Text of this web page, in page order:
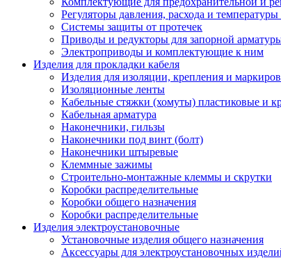
Регуляторы давления, расхода и
Системы защиты от протечек
Приводы и редукторы для запорной
Электроприводы и комплектующие к ним
Изделия для прокладки кабеля
Изделия для изоляции, крепления и
Изоляционные ленты
Кабельные стяжки (хомуты) пластиковые и
Кабельная арматура
Наконечники, гильзы
Наконечники под винт (болт)
Наконечники штыревые
Клеммные зажимы
Строительно-монтажные клеммы и скрутки
Коробки распределительные
Коробки общего назначения
Коробки распределительные
Изделия электроустановочные
Установочные изделия общего назначения
Аксессуары для электроустановочных